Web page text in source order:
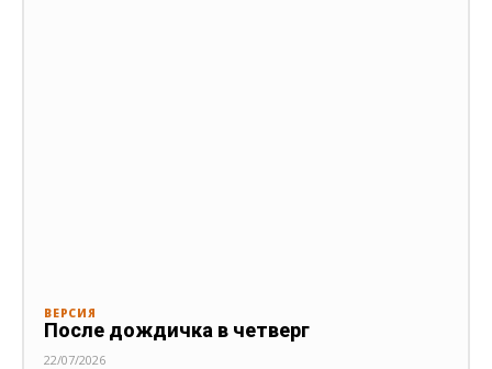
ВЕРСИЯ
После дождичка в четверг
22/07/2026